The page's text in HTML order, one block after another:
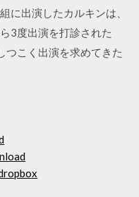
に出演したカルキンは、
3度出演を打診された
つこく出演を求めてきた